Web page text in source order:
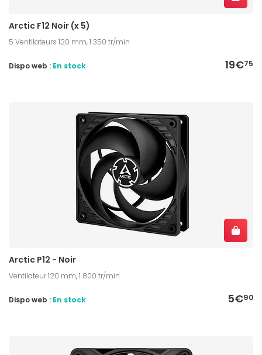
Arctic F12 Noir (x 5)
5 Ventilateurs 120 mm, 1 350 tr/min
19€75
Dispo web : En stock
Arctic P12 - Noir
Ventilateur 120 mm, 1 800 tr/min
5€90
Dispo web : En stock